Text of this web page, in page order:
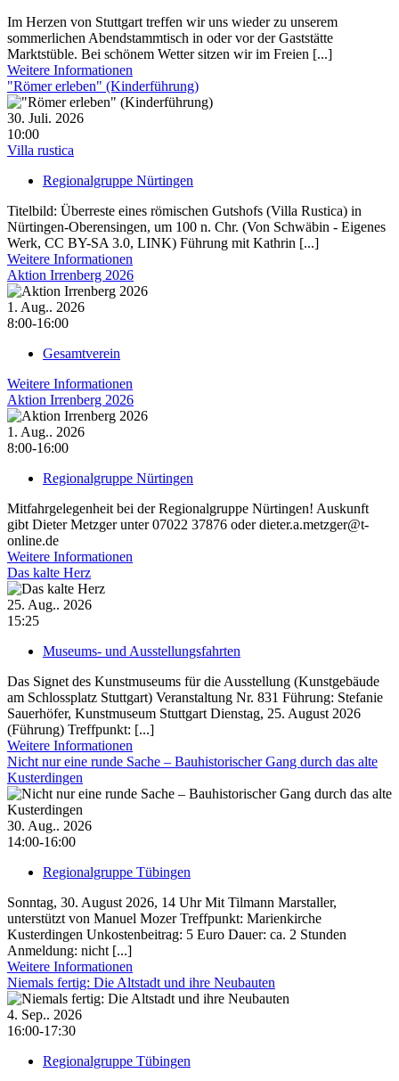
Im Herzen von Stuttgart treffen wir uns wieder zu unserem
sommerlichen Abendstammtisch in oder vor der Gaststätte
Marktstüble. Bei schönem Wetter sitzen wir im Freien [...]
Weitere Informationen
"Römer erleben" (Kinderführung)
30. Juli. 2026
10:00
Villa rustica
Regionalgruppe Nürtingen
Titelbild: Überreste eines römischen Gutshofs (Villa Rustica) in
Nürtingen-Oberensingen, um 100 n. Chr. (Von Schwäbin - Eigenes
Werk, CC BY-SA 3.0, LINK) Führung mit Kathrin [...]
Weitere Informationen
Aktion Irrenberg 2026
1. Aug.. 2026
8:00-16:00
Gesamtverein
Weitere Informationen
Aktion Irrenberg 2026
1. Aug.. 2026
8:00-16:00
Regionalgruppe Nürtingen
Mitfahrgelegenheit bei der Regionalgruppe Nürtingen! Auskunft
gibt Dieter Metzger unter 07022 37876 oder dieter.a.metzger@t-
online.de
Weitere Informationen
Das kalte Herz
25. Aug.. 2026
15:25
Museums- und Ausstellungsfahrten
Das Signet des Kunstmuseums für die Ausstellung (Kunstgebäude
am Schlossplatz Stuttgart) Veranstaltung Nr. 831 Führung: Stefanie
Sauerhöfer, Kunstmuseum Stuttgart Dienstag, 25. August 2026
(Führung) Treffpunkt: [...]
Weitere Informationen
Nicht nur eine runde Sache – Bauhistorischer Gang durch das alte
Kusterdingen
30. Aug.. 2026
14:00-16:00
Regionalgruppe Tübingen
Sonntag, 30. August 2026, 14 Uhr Mit Tilmann Marstaller,
unterstützt von Manuel Mozer Treffpunkt: Marienkirche
Kusterdingen Unkostenbeitrag: 5 Euro Dauer: ca. 2 Stunden
Anmeldung: nicht [...]
Weitere Informationen
Niemals fertig: Die Altstadt und ihre Neubauten
4. Sep.. 2026
16:00-17:30
Regionalgruppe Tübingen